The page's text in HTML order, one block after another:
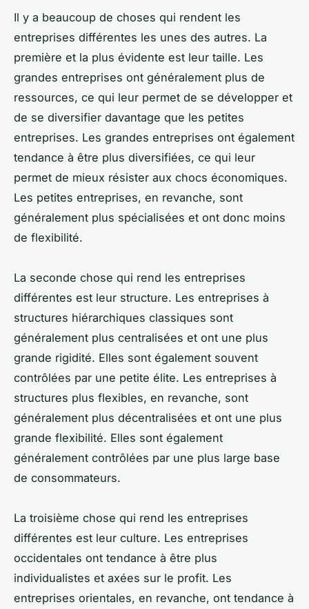
Il y a beaucoup de choses qui rendent les
entreprises différentes les unes des autres. La
première et la plus évidente est leur taille. Les
grandes entreprises ont généralement plus de
ressources, ce qui leur permet de se développer et
de se diversifier davantage que les petites
entreprises. Les grandes entreprises ont également
tendance à être plus diversifiées, ce qui leur
permet de mieux résister aux chocs économiques.
Les petites entreprises, en revanche, sont
généralement plus spécialisées et ont donc moins
de flexibilité.
La seconde chose qui rend les entreprises
différentes est leur structure. Les entreprises à
structures hiérarchiques classiques sont
généralement plus centralisées et ont une plus
grande rigidité. Elles sont également souvent
contrôlées par une petite élite. Les entreprises à
structures plus flexibles, en revanche, sont
généralement plus décentralisées et ont une plus
grande flexibilité. Elles sont également
généralement contrôlées par une plus large base
de consommateurs.
La troisième chose qui rend les entreprises
différentes est leur culture. Les entreprises
occidentales ont tendance à être plus
individualistes et axées sur le profit. Les
entreprises orientales, en revanche, ont tendance à